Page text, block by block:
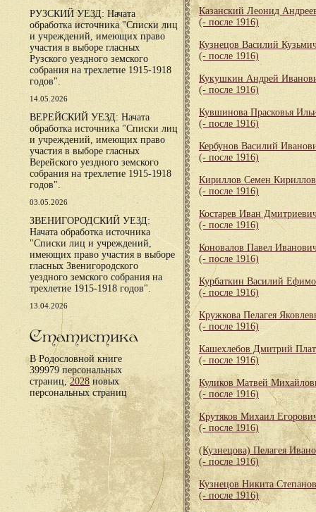
РУЗСКИЙ УЕЗД: Начата
обработка источника "Списки лиц
и учреждений, имеющих право
участия в выборе гласных
Рузского уездного земского
собрания на трехлетие 1915-1918
годов".
14.05.2026
ВЕРЕЙСКИЙ УЕЗД: Начата
обработка источника "Списки лиц
и учреждений, имеющих право
участия в выборе гласных
Верейского уездного земского
собрания на трехлетие 1915-1918
годов".
03.05.2026
ЗВЕНИГОРОДСКИЙ УЕЗД:
Начата обработка источника
"Списки лиц и учреждений,
имеющих право участия в выборе
гласных Звенигородского
уездного земского собрания на
трехлетие 1915-1918 годов".
13.04.2026
Статистика
В Родословной книге
399979 персональных
страниц,2028 новых
персональных страниц
Казанский Леонид
(- после 1916)
Кузнецов Василий
(- после 1916)
Кукушкин Андрей
(- после 1916)
Кувшинова Прасковья
(- после 1916)
Кербунов Василий
(- после 1916)
Кириллов Семен
(- после 1916)
Костарев Иван
(- после 1916)
Коновалов Павел
(- после 1916)
Курбаткин Василий
(- после 1916)
Кружкова Пелагея
(- после 1916)
Кашехлебов Дмитрий
(- после 1916)
Куликов Матвей
(- после 1916)
Крутяков Михаил
(- после 1916)
(Кузнецова) Пелагея
(- после 1916)
Кузнецов Никита
(- после 1916)